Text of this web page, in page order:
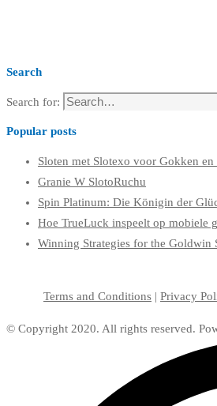
Search
Search for:
Popular posts
Sloten met Slotexo voor Gokken en
Granie W SlotoRuchu
Spin Platinum: Die Königin der
Hoe TrueLuck inspeelt op mobiele
Winning Strategies for the Goldwin
Terms and Conditions | Privacy
© Copyright 2020. All rights reserved.